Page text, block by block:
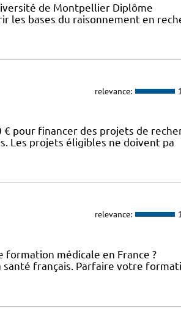
de Montpellier Diplôme
les bases du raisonnement en
relevance:
€ pour financer des projets de
Les projets éligibles ne doivent pa
relevance:
médicale en France ?
français. Parfaire votre formati